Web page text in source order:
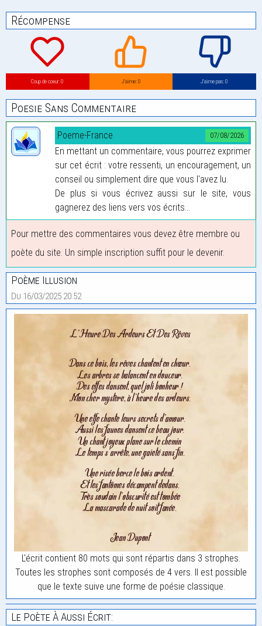
Récompense
Coup de coeur: 0 J’aime: 0 J’aime pas: 0
Poesie Sans Commentaire
07/08/2026
Poeme-France
En mettant un commentaire, vous pourrez exprimer
sur cet écrit : votre ressenti, un encouragement, un
conseil ou simplement dire que vous l'avez lu.
De plus si vous écrivez aussi sur le site, vous
gagnerez des liens vers vos écrits...
Pour mettre des commentaires vous devez être membre ou
poète du site. Un simple inscription suffit pour le devenir.
Poème Illusion
Du 16/03/2025 20:52
L'écrit contient 80 mots qui sont répartis dans 3 strophes.
Toutes les strophes sont composés de 4 vers. Il est possible
que le texte suive une forme de poésie classique.
Le Poète À Aussi Écrit: